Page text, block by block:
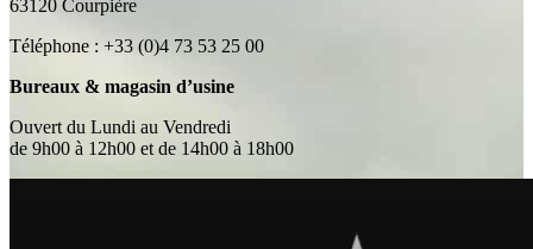
63120 Courpière
Téléphone : +33 (0)4 73 53 25 00
Bureaux & magasin d’usine
Ouvert du Lundi au Vendredi
de 9h00 à 12h00 et de 14h00 à 18h00